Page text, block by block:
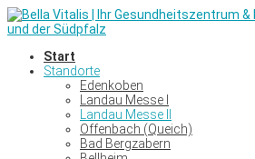
Start
Standorte
Edenkoben
Landau Messe I
Landau Messe II
Offenbach (Queich)
Bad Bergzabern